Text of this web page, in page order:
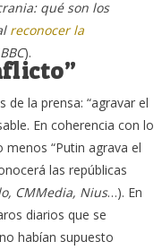
qué son los
reconocer la
BBC).
la prensa: “agravar el
En coherencia con lo
“Putin agrava el
las repúblicas
CMMedia, Nius…). En
diarios que se
habían supuesto